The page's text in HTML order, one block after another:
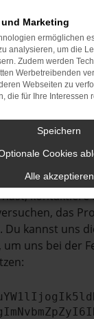
Probleme
dass dein
auf dem
Software birgt
bestimmte
werden.
an den
alle oben
kontaktiere
das
Du kannst uns
um uns bei der
Marketing
ermöglichen
analysieren, um die
Zudem werden
Werbetreibenden
Webseiten zu
die für Ihre Interessen
Speichern
Cookies
Alle akzeptieren